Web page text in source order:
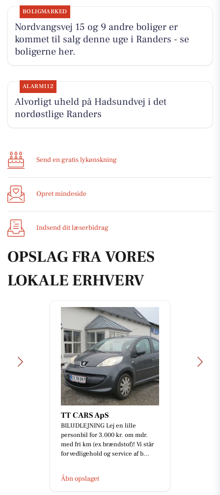
BOLIGMARKED
Nordvangsvej 15 og 9 andre boliger er
kommet til salg denne uge i Randers - se
boligerne her.
ALARM112
Alvorligt uheld på Hadsundvej i det
nordøstlige Randers
Send en gratis lykønskning
Opret mindeside
Indsend dit læserbidrag
OPSLAG FRA VORES
LOKALE ERHVERV
TT CARS ApS
BILUDLEJNING Lej en lille
personbil for 3.000 kr. om mdr.
med fri km (ex brændstof)! Vi står
for vedligehold og service af b...
Åbn opslaget